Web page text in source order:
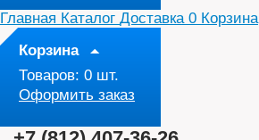
Главная Каталог Доставка 0 Корзина
Корзина
Товаров: 0 шт.
Оформить заказ